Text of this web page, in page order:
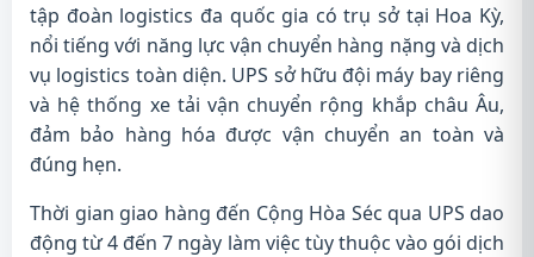
tập đoàn logistics đa quốc gia có trụ sở tại Hoa Kỳ,
nổi tiếng với năng lực vận chuyển hàng nặng và dịch
vụ logistics toàn diện. UPS sở hữu đội máy bay riêng
và hệ thống xe tải vận chuyển rộng khắp châu Âu,
đảm bảo hàng hóa được vận chuyển an toàn và
đúng hẹn.
Thời gian giao hàng đến Cộng Hòa Séc qua UPS dao
động từ 4 đến 7 ngày làm việc tùy thuộc vào gói dịch